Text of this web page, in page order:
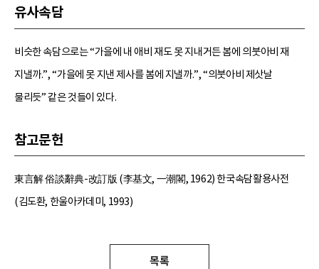
유사속담
비슷한 속담으로는 “가을에 내 애비 재도 못 지내거든 봄에 의붓아비 재
지낼까.”, “가을에 못 지낸 제사를 봄에 지낼까.”, “의붓아비 제삿날
물리듯” 같은 것들이 있다.
참고문헌
東言解 俗談辭典-改訂版 (李基文, 一潮閣, 1962) 한국속담활용사전
(김도환, 한울아카데미, 1993)
목록